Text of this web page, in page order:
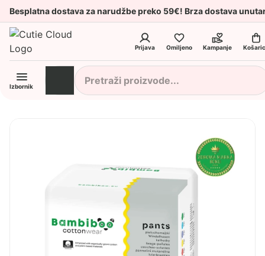
Besplatna dostava za narudžbe preko 59€! Brza dostava
Prijava Omiljeno Kampanje
Izbornik